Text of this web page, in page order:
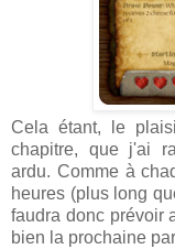
Cela étant, le
chapitre, que j'ai
ardu. Comme à
heures (plus long
faudra donc prévoir
bien la prochaine